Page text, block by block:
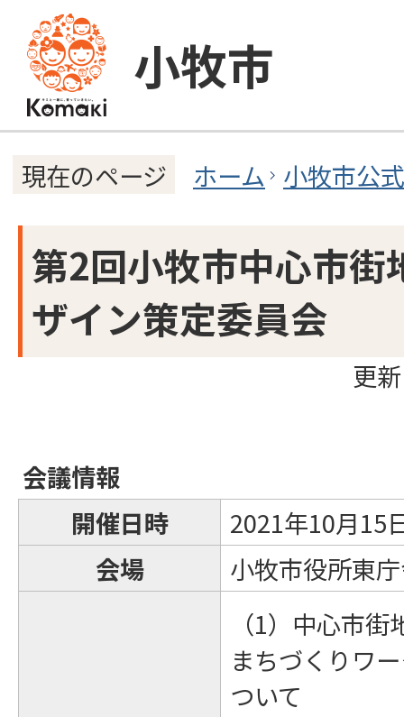
小牧市
現在のページ ホーム 小牧市公
第2回小牧市中心市街
ザイン策定委員会
更
会議情報
開催日時
2021年10月15
会場
小牧市役所東
（1）中心市
まちづくりワ
ついて